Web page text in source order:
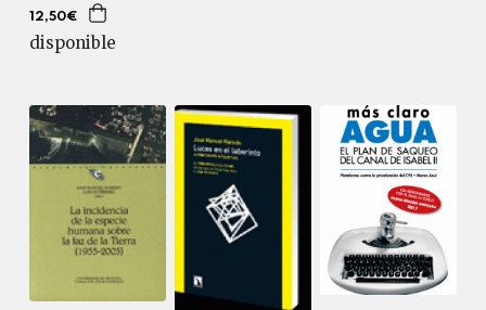
12,50€
disponible